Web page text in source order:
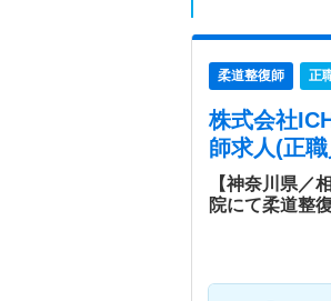
柔道整復師 正
株式会社
師求人(正
【神奈川県／
院にて柔道整